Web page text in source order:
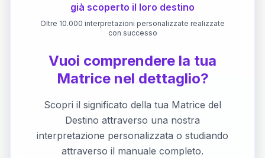
già scoperto il loro destino
Oltre 10.000 interpretazioni personalizzate realizzate
con successo
Vuoi comprendere la tua
Matrice nel dettaglio?
Scopri il significato della tua Matrice del
Destino attraverso una nostra
interpretazione personalizzata o studiando
attraverso il manuale completo.